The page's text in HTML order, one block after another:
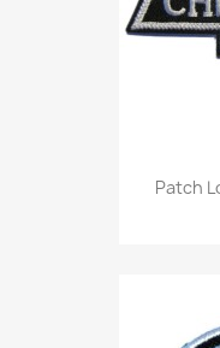
Patch